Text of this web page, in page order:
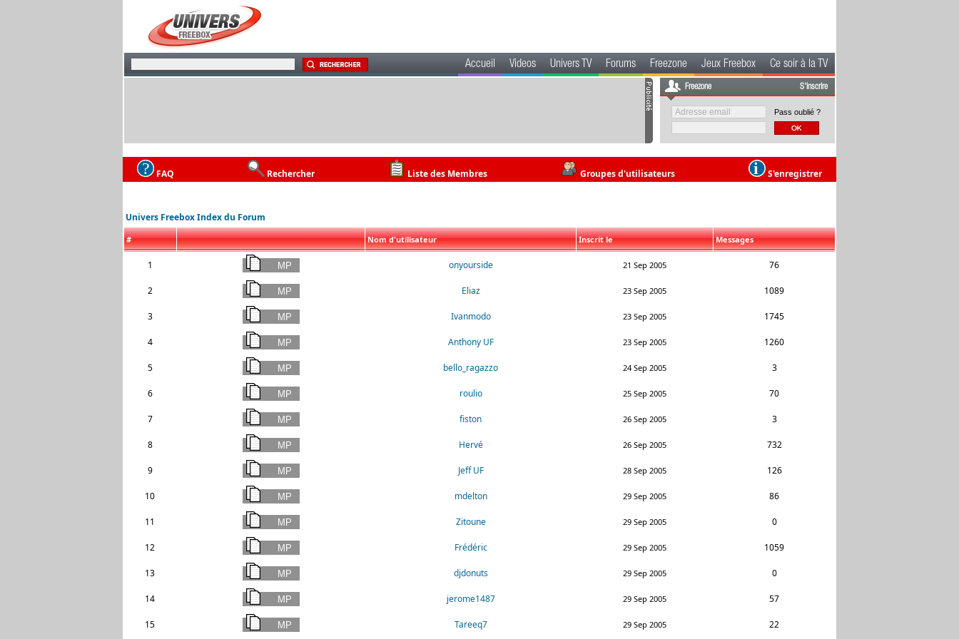
Accueil Videos Univers TV Forums Freezone Jeux Freebox Ce soir à la TV
Freezone S'inscrire
Pass oublié ?
FAQ Rechercher Liste des Membres Groupes d'utilisateurs S'enregistrer
Univers Freebox Index du Forum
# Nom d'utilisateur Inscrit le Messages
1 onyourside 21 Sep 2005 76
2 Eliaz 23 Sep 2005 1089
3 Ivanmodo 23 Sep 2005 1745
4 Anthony UF 23 Sep 2005 1260
5 bello_ragazzo 24 Sep 2005 3
6 roulio 25 Sep 2005 70
7 fiston 26 Sep 2005 3
8 Hervé 26 Sep 2005 732
9 Jeff UF 28 Sep 2005 126
10 mdelton 29 Sep 2005 86
11 Zitoune 29 Sep 2005 0
12 Frédéric 29 Sep 2005 1059
13 djdonuts 29 Sep 2005 0
14 jerome1487 29 Sep 2005 57
15 Tareeq7 29 Sep 2005 22